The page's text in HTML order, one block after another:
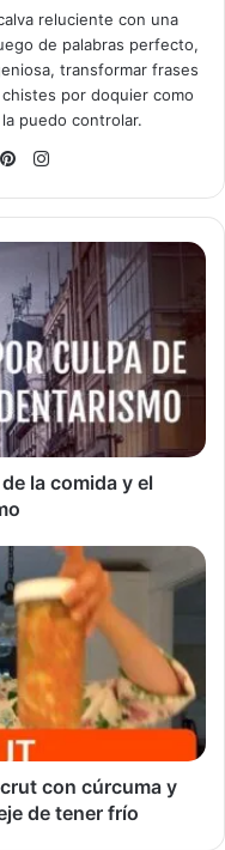
reluciente con una
de palabras perfecto,
transformar frases
por doquier como
puedo controlar.
Pinterest
la comida y el
con cúrcuma y
de tener frío